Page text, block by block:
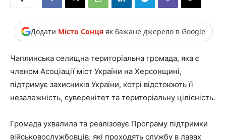
Додати Місто Сонцяяк бажане джерело в Google
Чаплинська селищна територіальна громада, яка є
членом Асоціації міст України на Херсонщині,
підтримує захисників України, котрі відстоюють її
незалежність, суверенітет та територіальну цілісність.
Громада ухвалила та реалізовує Програму підтримки
військовослужбовців, які проходять службу в лавах